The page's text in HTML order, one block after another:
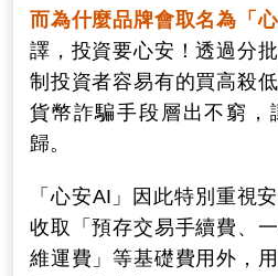
而為什麼品牌會取名為「
譯，投資要心安！透過分
制投資者容易有的買高殺低
貨幣詐騙手段層出不窮，
歸。
「心安AI」因此特別重視
收取「預存交易手續費、
維運費」等基礎費用外，